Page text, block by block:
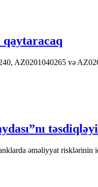
qaytaracaq
AZ0201040265 və
əməliyyat risklərinin